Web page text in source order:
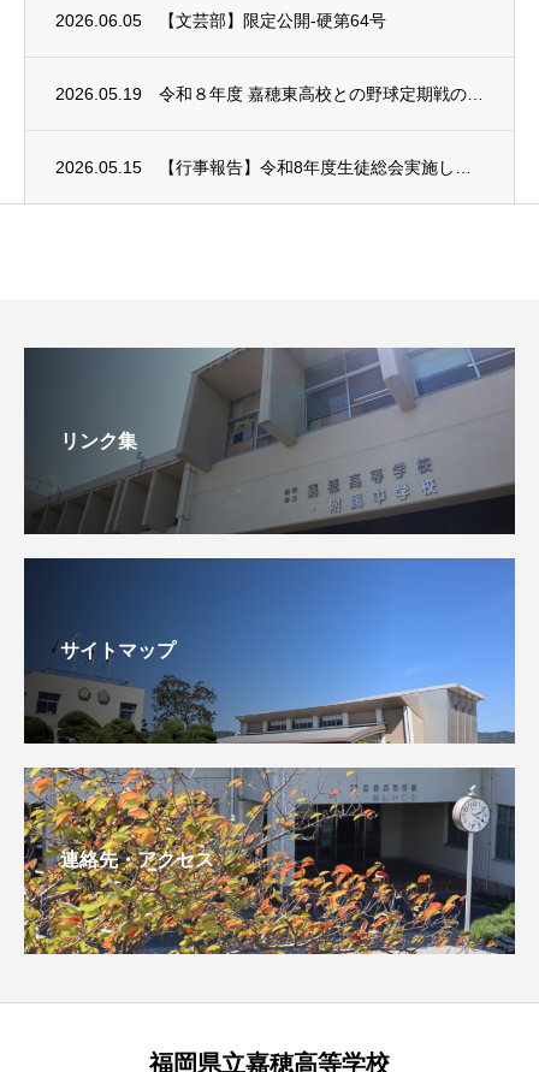
2026.06.05 【文芸部】限定公開-硬第64号
2026.05.19 令和８年度 嘉穂東高校との野球定期戦の中止について
2026.05.15 【行事報告】令和8年度生徒総会実施しました
リンク集
サイトマップ
連絡先・アクセス
福岡県立嘉穂高等学校